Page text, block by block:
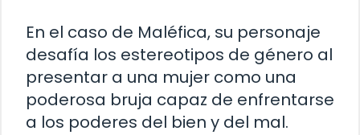
En el caso de Maléfica, su personaje
desafía los estereotipos de género al
presentar a una mujer como una
poderosa bruja capaz de enfrentarse
a los poderes del bien y del mal.